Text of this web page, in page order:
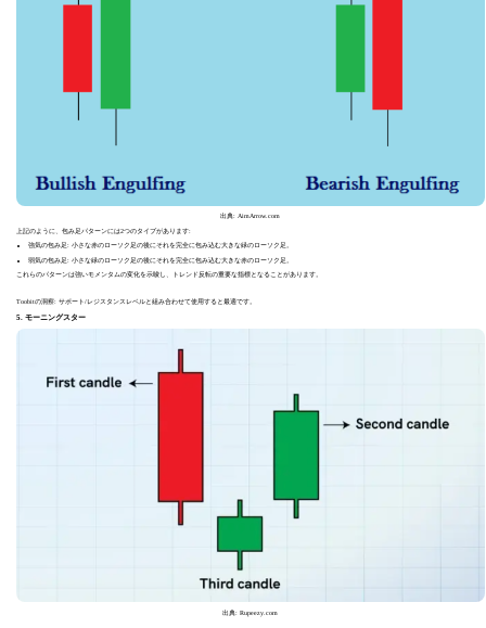
出典: AimArrow.com
上記のように、包み足パターンには2つのタイプがあります:
強気の包み足: 小さな赤のローソク足の後にそれを完全に包み込む大きな緑のローソク足。
弱気の包み足: 小さな緑のローソク足の後にそれを完全に包み込む大きな赤のローソク足。
これらのパターンは強いモメンタムの変化を示唆し、トレンド反転の重要な指標となることがあります。
Toobitの洞察: サポート/レジスタンスレベルと組み合わせて使用すると最適です。
5. モーニングスター
出典: Rupeezy.com